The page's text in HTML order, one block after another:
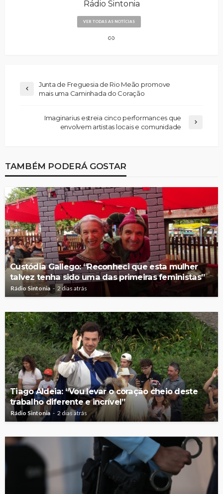
Rádio Sintonia
VER TODAS AS NOTÍCIAS
Junta de Freguesia de Rio Meão promove
mais uma Caminhada do Coração
Imaginarius estreia cinco performances que
envolvem artistas locais e comunidade
TAMBÉM PODERÁ GOSTAR
Custódia Gallego: “Reconheci que esta mulher
talvez tenha sido uma das primeiras feministas”
Rádio Sintonia 2 dias atrás
Tiago Aldeia: “Vou levar o coração cheio deste
trabalho diferente e incrível”
Rádio Sintonia 2 dias atrás